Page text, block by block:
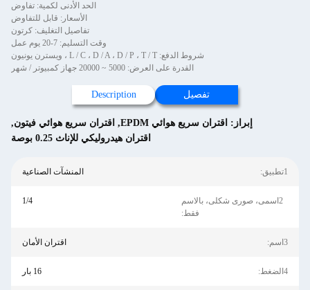
الحد الأدنى لكمية: تفاوض
الأسعار: قابل للتفاوض
تفاصيل التغليف: كرتون
وقت التسليم: 7-20 يوم عمل
شروط الدفع: L / C ، D / A ، D / P ، T / T ، ويسترن يونيون
القدرة على العرض: 5000 ~ 20000 جهاز كمبيوتر / شهر
تفصيل Description
إبراز: اقتران سريع هوائي EPDM , اقتران سريع هوائي فيتون,
اقتران هيدروليكي للإناث 0.25 بوصة
1تطبيق: المنشآت الصناعية
2اسمى، صورى شكلى، بالاسم
فقط:
1/4
3اسم: اقتران الأمان
4الضغط: 16 بار